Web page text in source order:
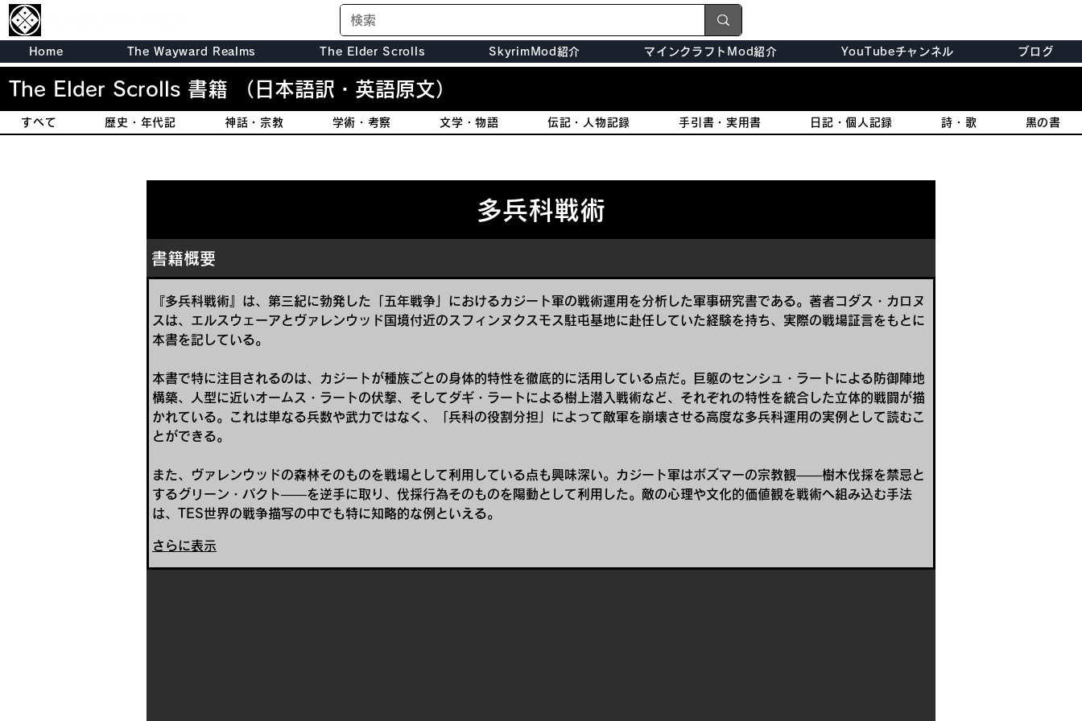
Home The Wayward Realms The Elder Scrolls SkyrimMod紹介 マインクラフトMod紹介 YouTubeチャンネル ブログ
The Elder Scrolls 書籍 （日本語訳・英語原文）
すべて 歴史・年代記 神話・宗教 学術・考察 文学・物語 伝記・人物記録 手引書・実用書 日記・個人記録 詩・歌 黒の書
多兵科戦術
書籍概要
『多兵科戦術』は、第三紀に勃発した「五年戦争」におけるカジート軍の戦術運用を分析した軍事研究書である。著者コダス・カロヌ
スは、エルスウェーアとヴァレンウッド国境付近のスフィンヌクスモス駐屯基地に赴任していた経験を持ち、実際の戦場証言をもとに
本書を記している。
本書で特に注目されるのは、カジートが種族ごとの身体的特性を徹底的に活用している点だ。巨躯のセンシュ・ラートによる防御陣地
構築、人型に近いオームス・ラートの伏撃、そしてダギ・ラートによる樹上潜入戦術など、それぞれの特性を統合した立体的戦闘が描
かれている。これは単なる兵数や武力ではなく、「兵科の役割分担」によって敵軍を崩壊させる高度な多兵科運用の実例として読むこ
とができる。
また、ヴァレンウッドの森林そのものを戦場として利用している点も興味深い。カジート軍はボズマーの宗教観――樹木伐採を禁忌と
するグリーン・パクト――を逆手に取り、伐採行為そのものを陽動として利用した。敵の心理や文化的価値観を戦術へ組み込む手法
は、TES世界の戦争描写の中でも特に知略的な例といえる。
さらに表示